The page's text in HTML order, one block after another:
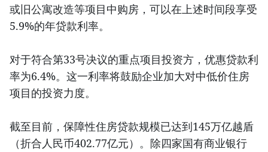
或旧公寓改造等项目中购房，可以在上述时间段享受
5.9%的年贷款利率。
对于符合第33号决议的重点项目投资方，优惠贷款利
率为6.4%。这一利率将鼓励企业加大对中低价住房
项目的投资力度。
截至目前，保障性住房贷款规模已达到145万亿越盾
（折合人民币402.77亿元）。除四家国有商业银行